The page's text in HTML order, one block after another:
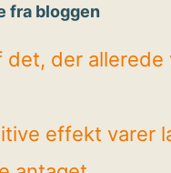
fra bloggen
det, der allerede
effekt varer